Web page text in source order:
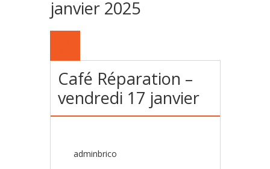
janvier 2025
Café Réparation –
vendredi 17 janvier
adminbrico